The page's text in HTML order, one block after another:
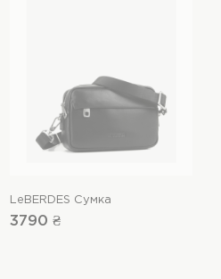
LeBERDES Сумка
3790 ₴